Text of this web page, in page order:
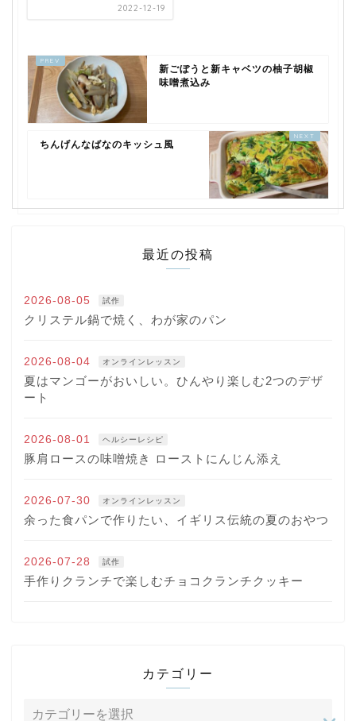
2022-12-19
新ごぼうと新キャベツの柚子胡椒
味噌煮込み
ちんげんなばなのキッシュ風
最近の投稿
2026-08-05 試作
クリステル鍋で焼く、わが家のパン
2026-08-04 オンラインレッスン
夏はマンゴーがおいしい。ひんやり楽しむ2つのデザ
ート
2026-08-01 ヘルシーレシピ
豚肩ロースの味噌焼き ローストにんじん添え
2026-07-30 オンラインレッスン
余った食パンで作りたい、イギリス伝統の夏のおやつ
2026-07-28 試作
手作りクランチで楽しむチョコクランチクッキー
カテゴリー